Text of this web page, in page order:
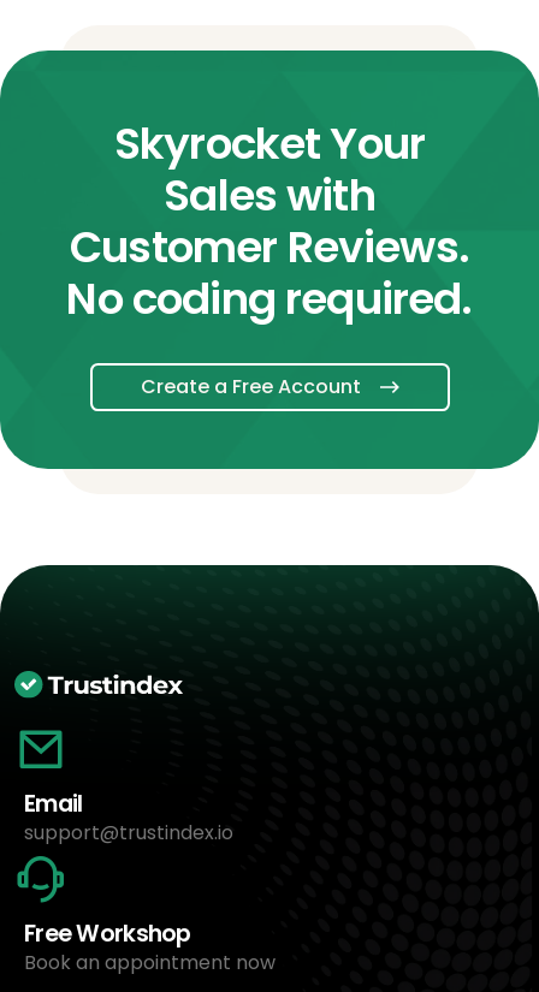
Skyrocket Your
Sales with
Customer Reviews.
No coding required.
Create a Free Account
Email
support@trustindex.io
Free Workshop
Book an appointment now